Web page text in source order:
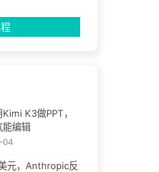
K3做PPT，
能编辑
04
元，Anthropic反